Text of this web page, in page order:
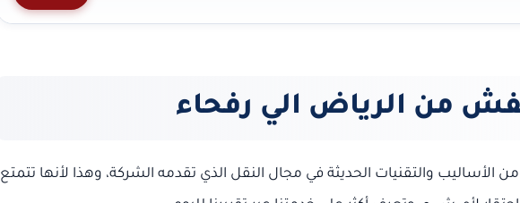
من الرياض الي رفحاء
الأساليب والتقنيات الحديثة في مجال النقل الذي تقدمه الشركة، وهذا لأنها تتمتع